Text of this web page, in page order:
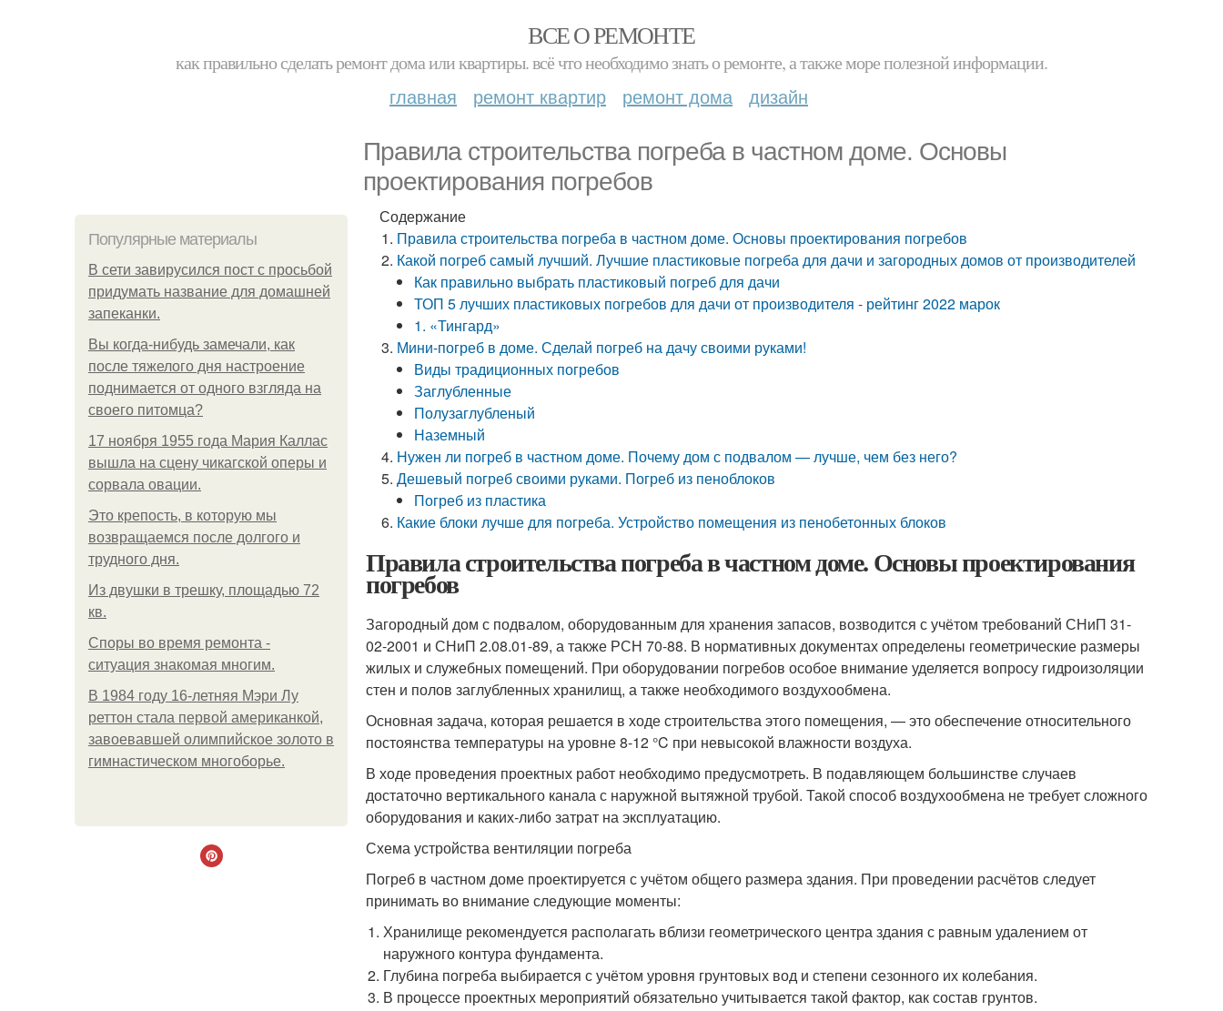
ВСЕ О РЕМОНТЕ
как правильно сделать ремонт дома или квартиры. всё что необходимо знать о ремонте, а также море полезной информации.
главная ремонт квартир ремонт дома дизайн
Правила строительства погреба в частном доме. Основы
проектирования погребов
Популярные материалы
В сети завирусился пост с просьбой
придумать название для домашней
запеканки.
Вы когда-нибудь замечали, как
после тяжелого дня настроение
поднимается от одного взгляда на
своего питомца?
17 ноября 1955 года Мария Каллас
вышла на сцену чикагской оперы и
сорвала овации.
Это крепость, в которую мы
возвращаемся после долгого и
трудного дня.
Из двушки в трешку, площадью 72
кв.
Споры во время ремонта -
ситуация знакомая многим.
В 1984 году 16-летняя Мэри Лу
реттон стала первой американкой,
завоевавшей олимпийское золото в
гимнастическом многоборье.
Содержание
Правила строительства погреба в частном доме. Основы проектирования погребов
Какой погреб самый лучший. Лучшие пластиковые погреба для дачи и загородных домов от производителей
Как правильно выбрать пластиковый погреб для дачи
ТОП 5 лучших пластиковых погребов для дачи от производителя - рейтинг 2022 марок
1. «Тингард»
Мини-погреб в доме. Сделай погреб на дачу своими руками!
Виды традиционных погребов
Заглубленные
Полузаглубленый
Наземный
Нужен ли погреб в частном доме. Почему дом с подвалом — лучше, чем без него?
Дешевый погреб своими руками. Погреб из пеноблоков
Погреб из пластика
Какие блоки лучше для погреба. Устройство помещения из пенобетонных блоков
Правила строительства погреба в частном доме. Основы проектирования
погребов
Загородный дом с подвалом, оборудованным для хранения запасов, возводится с учётом требований СНиП 31-
02-2001 и СНиП 2.08.01-89, а также РСН 70-88. В нормативных документах определены геометрические размеры
жилых и служебных помещений. При оборудовании погребов особое внимание уделяется вопросу гидроизоляции
стен и полов заглубленных хранилищ, а также необходимого воздухообмена.
Основная задача, которая решается в ходе строительства этого помещения, — это обеспечение относительного
постоянства температуры на уровне 8-12 °C при невысокой влажности воздуха.
В ходе проведения проектных работ необходимо предусмотреть. В подавляющем большинстве случаев
достаточно вертикального канала с наружной вытяжной трубой. Такой способ воздухообмена не требует сложного
оборудования и каких-либо затрат на эксплуатацию.
Схема устройства вентиляции погреба
Погреб в частном доме проектируется с учётом общего размера здания. При проведении расчётов следует
принимать во внимание следующие моменты:
Хранилище рекомендуется располагать вблизи геометрического центра здания с равным удалением от
наружного контура фундамента.
Глубина погреба выбирается с учётом уровня грунтовых вод и степени сезонного их колебания.
В процессе проектных мероприятий обязательно учитывается такой фактор, как состав грунтов.